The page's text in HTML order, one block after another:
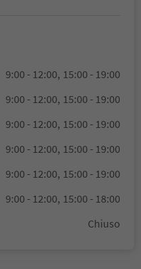
9:00 - 12:00, 15:00 - 19:00
9:00 - 12:00, 15:00 - 19:00
9:00 - 12:00, 15:00 - 19:00
9:00 - 12:00, 15:00 - 19:00
9:00 - 12:00, 15:00 - 19:00
9:00 - 12:00, 15:00 - 18:00
Chiuso